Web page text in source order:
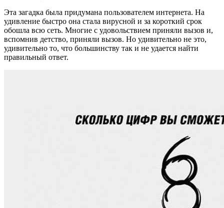
Эта загадка была придумана пользователем интернета. На
удивление быстро она стала вирусной и за короткий срок
обошла всю сеть. Многие с удовольствием приняли вызов и,
вспомнив детство, приняли вызов. Но удивительно не это,
удивительно то, что большинству так и не удается найти
правильный ответ.